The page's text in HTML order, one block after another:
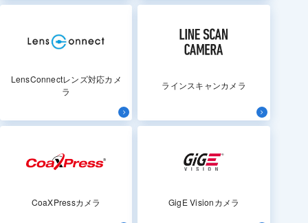
LensConnectレンズ対応カメ
ラ
ラインスキャンカメラ
CoaXPressカメラ GigE Visionカメラ